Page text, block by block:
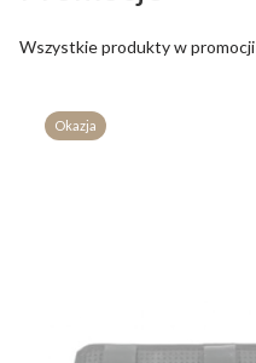
Wszystkie produkty w promocji
Okazja